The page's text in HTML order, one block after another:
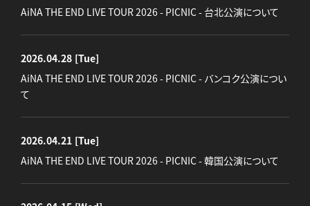
AiNA THE END LIVE TOUR 2026 - PICNIC - 台北公演について
2026.04.28 [Tue]
AiNA THE END LIVE TOUR 2026 - PICNIC - バンコク公演につい
て
2026.04.21 [Tue]
AiNA THE END LIVE TOUR 2026 - PICNIC - 韓国公演について